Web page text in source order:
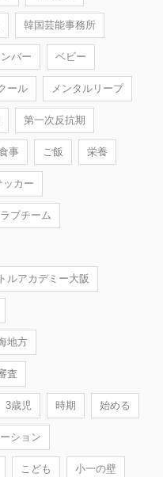
韓国芸能事務所
ンバー ベビー
ール メンタルリープ
第一次反抗期
事 ご飯 栄養
ッカー
ブチーム
ルアカデミー大阪
地方
査
3歳児 時期 始める
ション
こども 小一の壁